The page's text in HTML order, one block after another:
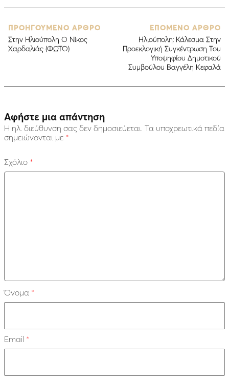
ΠΡΟΗΓΟΥΜΕΝΟ ΑΡΘΡΟ
Στην Ηλιούπολη Ο Νίκος
Χαρδαλιάς (ΦΩΤΟ)
ΕΠΟΜΕΝΟ ΑΡΘΡΟ
Ηλιούπολη: Κάλεσμα Στην
Προεκλογική Συγκέντρωση Του
Υποψηφίου Δημοτικού
Συμβούλου Βαγγέλη Κεφαλά
Αφήστε μια απάντηση
Η ηλ. διεύθυνση σας δεν δημοσιεύεται. Τα υποχρεωτικά πεδία
σημειώνονται με *
Σχόλιο *
Όνομα *
Email *